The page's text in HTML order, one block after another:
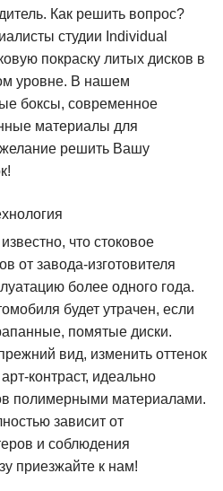
Как решить вопрос?
студии Individual
покраску литых дисков в
уровне. В нашем
боксы, современное
материалы для
решить Вашу
что стоковое
от завода-изготовителя
более одного года.
будет утрачен, если
помятые диски.
вид, изменить оттенок
контраст, идеально
полимерными материалами.
зависит от
и соблюдения
приезжайте к нам!